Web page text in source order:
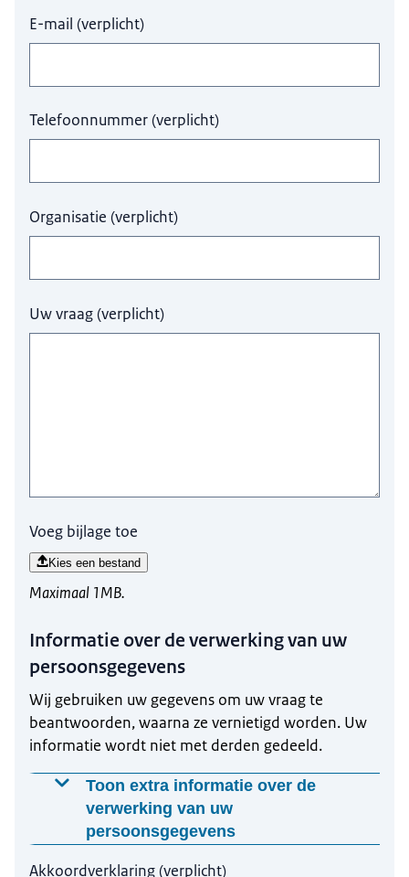
E-mail (verplicht)
Telefoonnummer(verplicht)
Organisatie (verplicht)
Uw vraag(verplicht)
Voeg bijlage toe
Kies een bestand
Maximaal 1MB.
Informatie over de verwerking van uw
persoonsgegevens
Wij gebruiken uw gegevens om uw vraag te
beantwoorden, waarna ze vernietigd worden. Uw
informatie wordt niet met derden gedeeld.
Toon extra informatie over de
verwerking van uw
persoonsgegevens
Akkoordverklaring(verplicht)